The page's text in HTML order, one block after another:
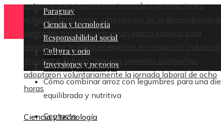
antiguos que siguen emocionando a generaciones
actuales
Montenegro y los riesgos de la dependencia
mercados turísticos únicos Un marco integral para
transformar la renta energética en desarrollo
Trinidad y Tobago Cómo las primeras compañías
adoptaron voluntariamente la jornada laboral de ocho
horas
Contacto
Paraguay
Ciencia y tecnología
Responsabilidad social
Cultura y ocio
Inversiones y negocios
Inicio
Ciencia y tecnología
Cómo combinar arroz con legumbres para una
equilibrada y nutritiva
Ciencia y tecnología